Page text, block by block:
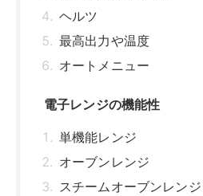
ヘルツ
最高出力や温度
オートメニュー
電子レンジの機能性
単機能レンジ
オーブンレンジ
スチームオーブンレンジ